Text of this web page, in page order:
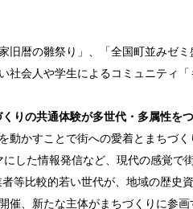
暦の雛祭り」、「全国町並みゼ
社会人や学生によるコミュニティ
りの共通体験が多世代・多属性を
かすことで街への愛着とまちづく
した情報発信など、現代の感覚で
等比較的若い世代が、地域の歴史